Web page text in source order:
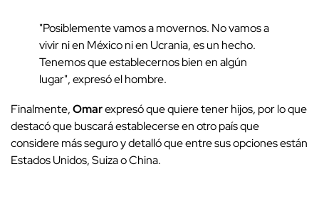
"Posiblemente vamos a movernos. No vamos a
vivir ni en México ni en Ucrania, es un hecho.
Tenemos que establecernos bien en algún
lugar", expresó el hombre.
Finalmente,Omarexpresó que quiere tener hijos, por lo que
destacó que buscará establecerse en otro país que
considere más seguro y detalló que entre sus opciones están
Estados Unidos, Suiza o China.